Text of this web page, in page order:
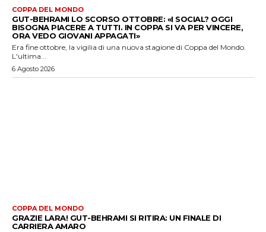
COPPA DEL MONDO
GUT-BEHRAMI LO SCORSO OTTOBRE: «I SOCIAL? OGGI
BISOGNA PIACERE A TUTTI. IN COPPA SI VA PER VINCERE,
ORA VEDO GIOVANI APPAGATI»
Era fine ottobre, la vigilia di una nuova stagione di Coppa del Mondo.
L'ultima...
6 Agosto 2026
COPPA DEL MONDO
GRAZIE LARA! GUT-BEHRAMI SI RITIRA: UN FINALE DI
CARRIERA AMARO